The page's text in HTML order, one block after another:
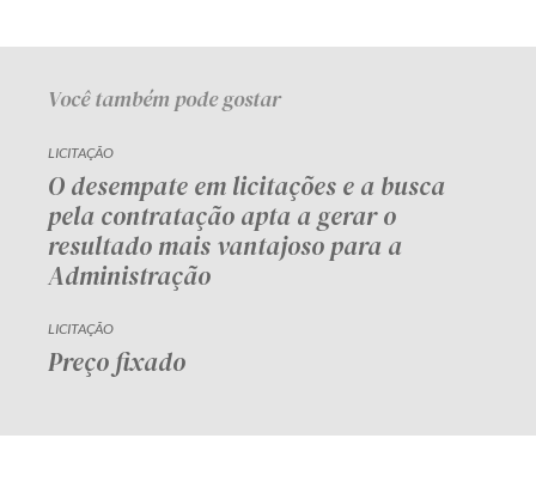
Você também pode gostar
LICITAÇÃO
O desempate em licitações e a busca
pela contratação apta a gerar o
resultado mais vantajoso para a
Administração
LICITAÇÃO
Preço fixado